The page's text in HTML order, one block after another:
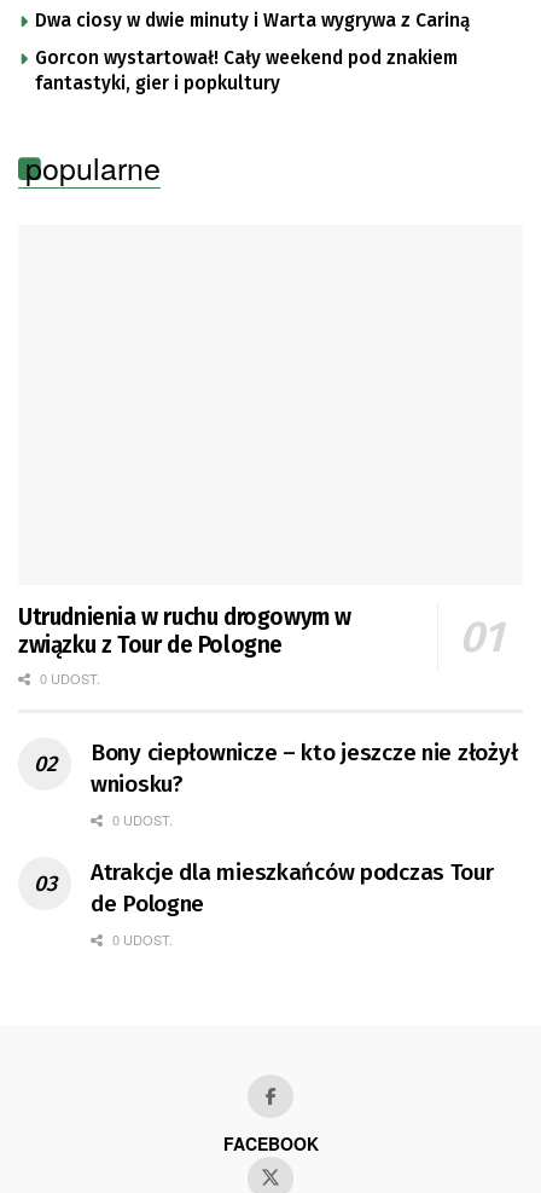
Dwa ciosy w dwie minuty i Warta wygrywa z Cariną
Gorcon wystartował! Cały weekend pod znakiem
fantastyki, gier i popkultury
popularne
Utrudnienia w ruchu drogowym w
związku z Tour de Pologne
0 UDOST.
Bony ciepłownicze – kto jeszcze nie złożył
wniosku?
0 UDOST.
Atrakcje dla mieszkańców podczas Tour
de Pologne
0 UDOST.
FACEBOOK